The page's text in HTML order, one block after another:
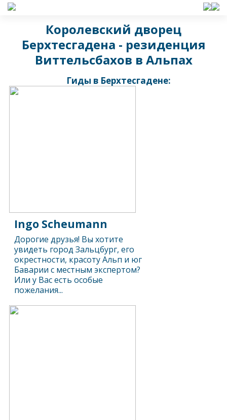
Королевский дворец
Берхтесгадена - резиденция
Виттельсбахов в Альпах
Гиды в Берхтесгадене:
Ingo Scheumann
Дорогие друзья! Вы хотите
увидеть город Зальцбург, его
окрестности, красоту Альп и юг
Баварии с местным экспертом?
Или у Вас есть особые
пожелания...